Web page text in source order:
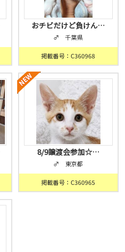
おチビだけど負けん…
♂ 千葉県
掲載番号：C360968
8/9譲渡会参加☆…
♂ 東京都
掲載番号：C360965